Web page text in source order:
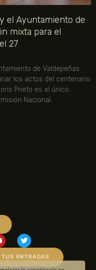
el Ayuntamiento de
mixta para el
27
de Valdepeñas
los actos del centenario
Prieto es el único
Nacional.
TUS ENTRADAS